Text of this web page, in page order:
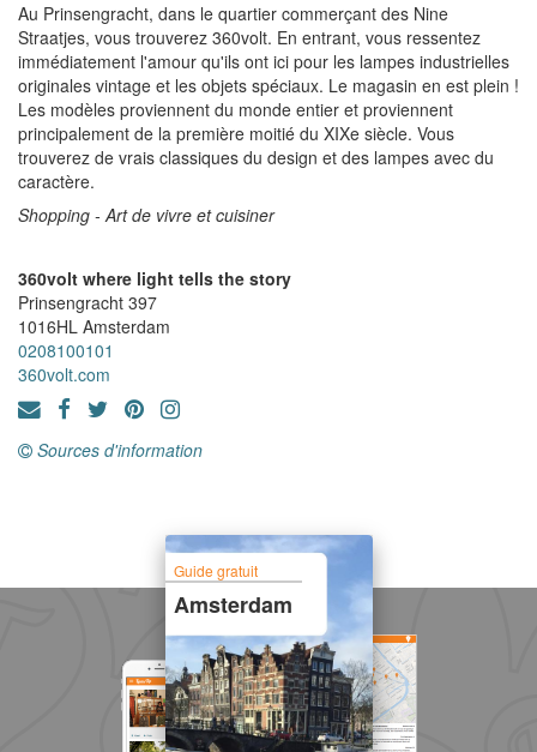
Au Prinsengracht, dans le quartier commerçant des Nine
Straatjes, vous trouverez 360volt. En entrant, vous ressentez
immédiatement l'amour qu'ils ont ici pour les lampes industrielles
originales vintage et les objets spéciaux. Le magasin en est plein !
Les modèles proviennent du monde entier et proviennent
principalement de la première moitié du XIXe siècle. Vous
trouverez de vrais classiques du design et des lampes avec du
caractère.
Shopping - Art de vivre et cuisiner
360volt where light tells the story
Prinsengracht 397
1016HL Amsterdam
0208100101
360volt.com
Sources d'information
Guide gratuit
Amsterdam